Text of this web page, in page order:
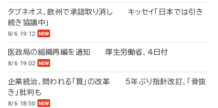
タブネオス、欧州で承認取り消し キッセイ「日本では引き
続き協議中」
8/6 19:12
医政局の組織再編を通知 厚生労働省、4日付
8/6 19:02
企業統治、問われる「質」の改革 5年ぶり指針改訂、「骨抜
き」批判も
8/6 18:50